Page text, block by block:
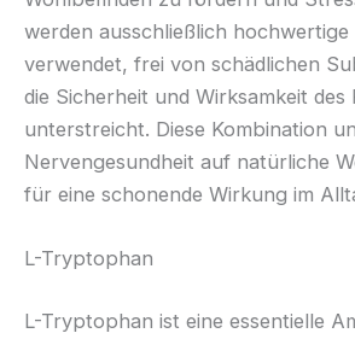
werden ausschließlich
verwendet, frei von schädlichen
die Sicherheit und Wirksamkeit des
unterstreicht. Diese Kombination
Nervengesundheit auf natürliche
für eine schonende Wirkung im
L-Tryptophan
L-Tryptophan ist eine essentielle